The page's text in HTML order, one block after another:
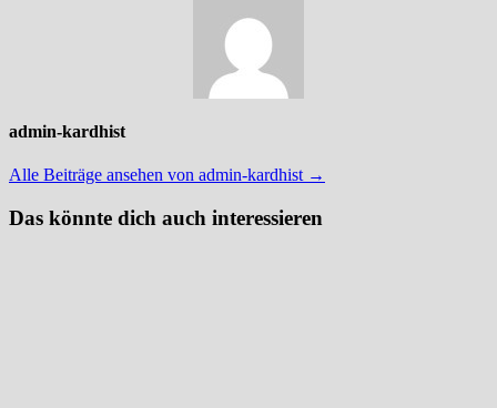
admin-kardhist
Alle Beiträge ansehen von admin-kardhist →
Das könnte dich auch interessieren